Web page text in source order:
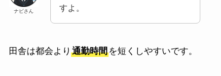
ナビさん
すよ。
田舎は都会より 通勤時間を短くしやすいです。